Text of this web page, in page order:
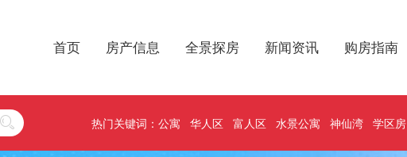
首页 房产信息 全景探房 新闻资讯 购房指南
热门关键词： 公寓 华人区 富人区 水景公寓 神仙湾 学区房